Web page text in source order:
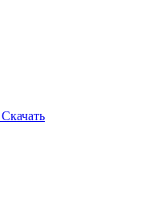
Скачать